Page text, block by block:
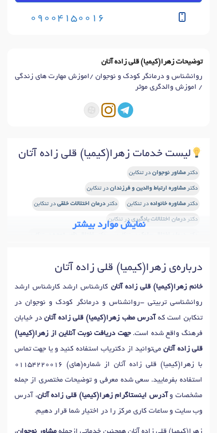
09004150016
توضیحات زهرا(کیمیا) قلی زاده آتان
روانشناس و درمانگر کودک و نوجوان /اموزش مهارت های زندگی
/ اموزش والدگری موثر
لیست خدمات زهرا(کیمیا) قلی زاده آتان
دکترمشاور نوجوان در تنکابن
دکترمشاوره ارتباط والدین و فرزندان در تنکابن
دکترمشاوره خانواده در تنکابن دکتردرمان اختلالات خلقی در تنکابن
دکتردرمان اختلالات یادگیری در تنکابن
دکتراصلاح رفتار کودکاندر تنکابن
شیوه های تربیت فرزند در تنکابن
آزمون شخصیت آموزش مهارتهای زندگی
نمایش موارد بیشتر
درباره‌ی زهرا(کیمیا) قلی زاده آتان
خانم زهرا(کیمیا) قلی زاده آتان کارشناس ارشد کارشناس ارشد
روانشناسی تربیتی -روانشناس و درمانگر کودک و نوجوان در
تنکابن است که آدرس مطب زهرا(کیمیا) قلی زاده آتاندر خیابان
فرهنگ واقع شده است.جهت دریافت نوبت آنلاین از زهرا(کیمیا)
قلی زاده آتانمی‌توانید از دکتریاب استفاده کنید و یا جهت تماس
با زهرا(کیمیا) قلی زاده آتان از شماره(های) 01154220016
استفاده بفرمایید. سعی شده معرفی و توضیحات مختصری از جمله
مشخصات و آدرس اینستاگرام زهرا(کیمیا) قلی زاده آتان، آدرس
وب سایت و ساعات کاری مرکز را در اختیار شما قرار دهیم.